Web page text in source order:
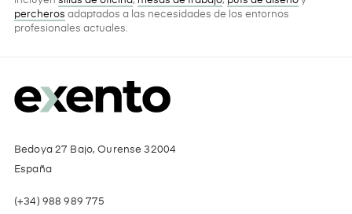
percheros adaptados a las necesidades de los entornos
profesionales actuales.
Bedoya 27 Bajo, Ourense 32004
España
(+34) 988 989 775